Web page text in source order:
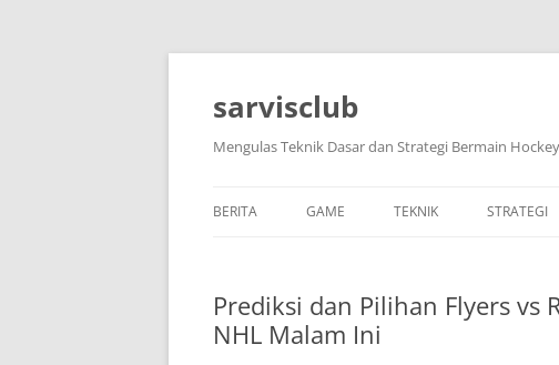
Skip
sarvisclub
Mengulas Teknik Dasar dan Strategi Bermain
BERITA GAME TEKNIK STRATEGI
Prediksi dan Pilihan Flyers vs
NHL Malam Ini